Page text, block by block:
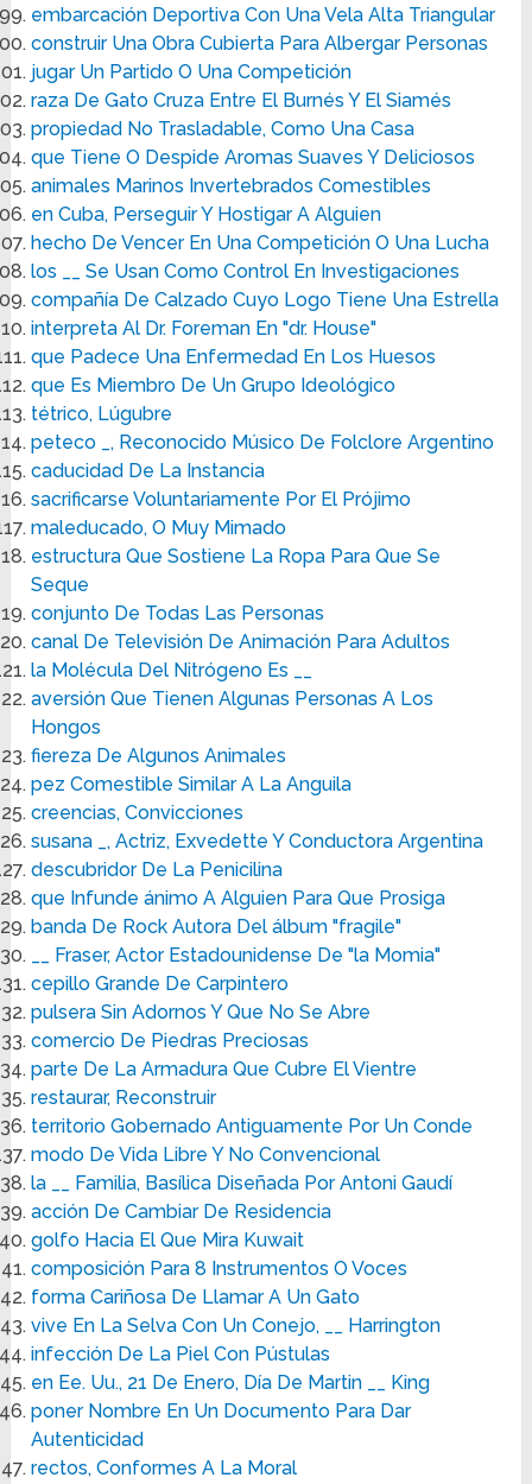
embarcación Deportiva Con Una Vela Alta Triangular
construir Una Obra Cubierta Para Albergar Personas
jugar Un Partido O Una Competición
raza De Gato Cruza Entre El Burnés Y El Siamés
propiedad No Trasladable, Como Una Casa
que Tiene O Despide Aromas Suaves Y Deliciosos
animales Marinos Invertebrados Comestibles
en Cuba, Perseguir Y Hostigar A Alguien
hecho De Vencer En Una Competición O Una Lucha
los __ Se Usan Como Control En Investigaciones
compañía De Calzado Cuyo Logo Tiene Una Estrella
interpreta Al Dr. Foreman En "dr. House"
que Padece Una Enfermedad En Los Huesos
que Es Miembro De Un Grupo Ideológico
tétrico, Lúgubre
peteco _, Reconocido Músico De Folclore Argentino
caducidad De La Instancia
sacrificarse Voluntariamente Por El Prójimo
maleducado, O Muy Mimado
estructura Que Sostiene La Ropa Para Que Se
Seque
conjunto De Todas Las Personas
canal De Televisión De Animación Para Adultos
la Molécula Del Nitrógeno Es __
aversión Que Tienen Algunas Personas A Los
Hongos
fiereza De Algunos Animales
pez Comestible Similar A La Anguila
creencias, Convicciones
susana _, Actriz, Exvedette Y Conductora Argentina
descubridor De La Penicilina
que Infunde ánimo A Alguien Para Que Prosiga
banda De Rock Autora Del álbum "fragile"
__ Fraser, Actor Estadounidense De "la Momia"
cepillo Grande De Carpintero
pulsera Sin Adornos Y Que No Se Abre
comercio De Piedras Preciosas
parte De La Armadura Que Cubre El Vientre
restaurar, Reconstruir
territorio Gobernado Antiguamente Por Un Conde
modo De Vida Libre Y No Convencional
la __ Familia, Basílica Diseñada Por Antoni Gaudí
acción De Cambiar De Residencia
golfo Hacia El Que Mira Kuwait
composición Para 8 Instrumentos O Voces
forma Cariñosa De Llamar A Un Gato
vive En La Selva Con Un Conejo, __ Harrington
infección De La Piel Con Pústulas
en Ee. Uu., 21 De Enero, Día De Martin __ King
poner Nombre En Un Documento Para Dar
Autenticidad
rectos, Conformes A La Moral